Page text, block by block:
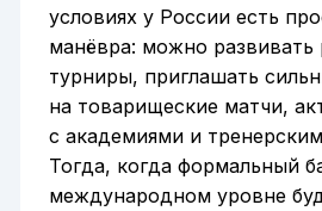
условиях у России есть
манёвра: можно развивать
турниры, приглашать
на товарищеские матчи,
с академиями и
Тогда, когда формальный
международном уровне